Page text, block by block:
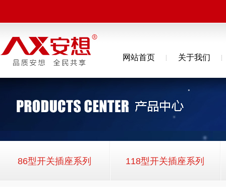
网站首页 关于我们
86型开关插座系列 118型开关插座系列